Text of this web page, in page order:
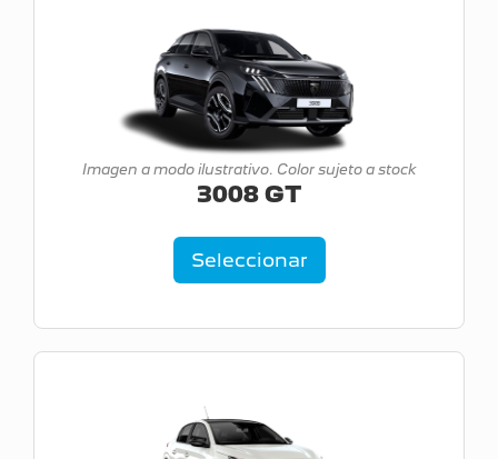
Imagen a modo ilustrativo. Color sujeto a stock
3008 GT
Seleccionar